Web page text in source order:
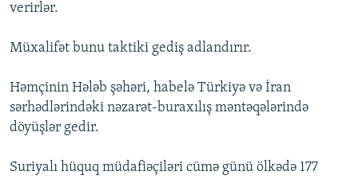
verirlər.
Müxalifət bunu taktiki gediş adlandırır.
Həmçinin Hələb şəhəri, habelə Türkiyə və İran
sərhədlərindəki nəzarət-buraxılış məntəqələrində
döyüşlər gedir.
Suriyalı hüquq müdafiəçiləri cümə günü ölkədə 177